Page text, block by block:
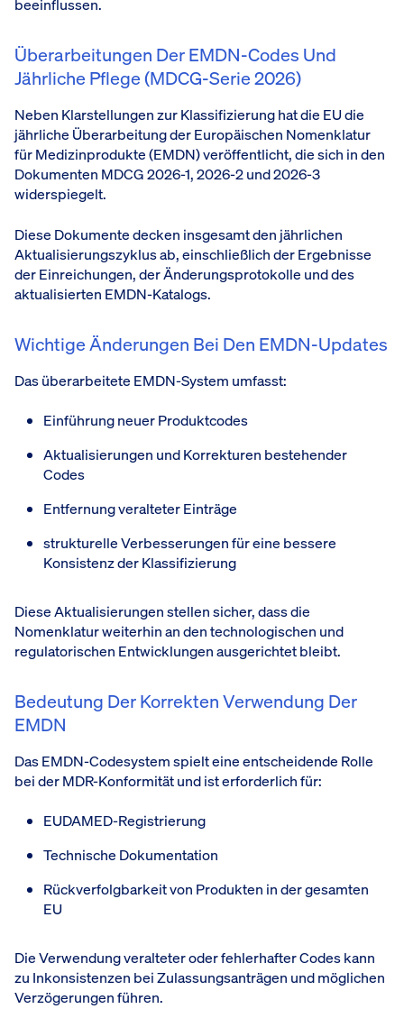
beeinflussen.
Überarbeitungen Der EMDN-Codes Und
Jährliche Pflege (MDCG-Serie 2026)
Neben Klarstellungen zur Klassifizierung hat die EU die
jährliche Überarbeitung der Europäischen Nomenklatur
für Medizinprodukte (EMDN) veröffentlicht, die sich in den
Dokumenten MDCG 2026-1, 2026-2 und 2026-3
widerspiegelt.
Diese Dokumente decken insgesamt den jährlichen
Aktualisierungszyklus ab, einschließlich der Ergebnisse
der Einreichungen, der Änderungsprotokolle und des
aktualisierten EMDN-Katalogs.
Wichtige Änderungen Bei Den EMDN-Updates
Das überarbeitete EMDN-System umfasst:
Einführung neuer Produktcodes
Aktualisierungen und Korrekturen bestehender
Codes
Entfernung veralteter Einträge
strukturelle Verbesserungen für eine bessere
Konsistenz der Klassifizierung
Diese Aktualisierungen stellen sicher, dass die
Nomenklatur weiterhin an den technologischen und
regulatorischen Entwicklungen ausgerichtet bleibt.
Bedeutung Der Korrekten Verwendung Der
EMDN
Das EMDN-Codesystem spielt eine entscheidende Rolle
bei der MDR-Konformität und ist erforderlich für:
EUDAMED-Registrierung
Technische Dokumentation
Rückverfolgbarkeit von Produkten in der gesamten
EU
Die Verwendung veralteter oder fehlerhafter Codes kann
zu Inkonsistenzen bei Zulassungsanträgen und möglichen
Verzögerungen führen.